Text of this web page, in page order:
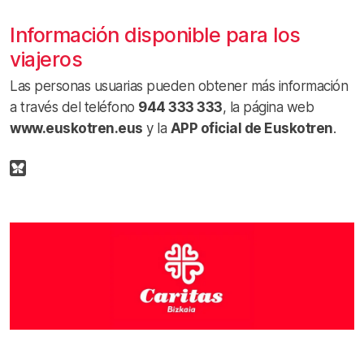
Información disponible para los
viajeros
Las personas usuarias pueden obtener más información
a través del teléfono 944 333 333, la página web
www.euskotren.eus y la APP oficial de Euskotren.